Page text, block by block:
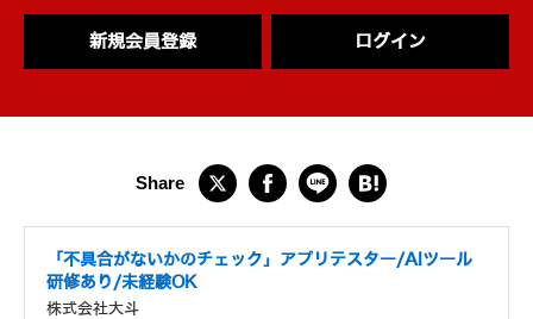
新規会員登録 ログイン
「不具合がないかのチェック」アプリテスター/AIツール
研修あり/未経験OK
株式会社大斗